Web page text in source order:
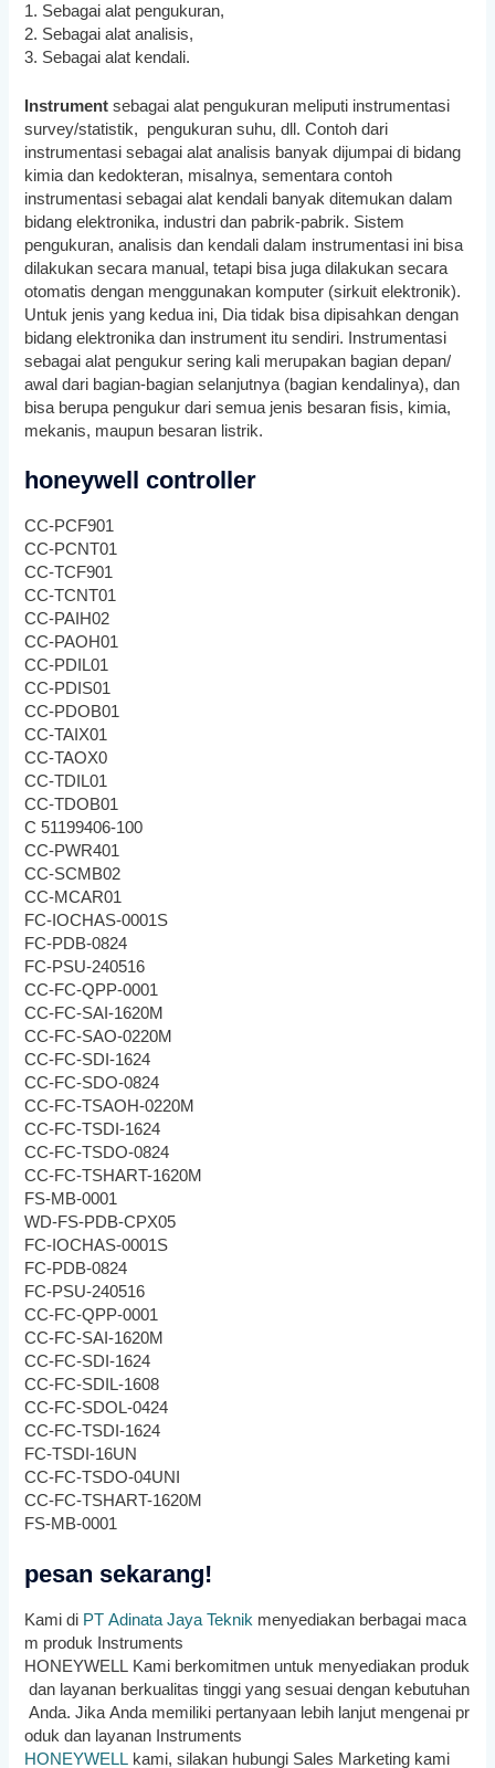
1. Sebagai alat pengukuran,
2. Sebagai alat analisis,
3. Sebagai alat kendali.
Instrumentsebagai alat pengukuran meliputi instrumentasi
survey/statistik, pengukuran suhu, dll. Contoh dari
instrumentasi sebagai alat analisis banyak dijumpai di bidang
kimia dan kedokteran, misalnya, sementara contoh
instrumentasi sebagai alat kendali banyak ditemukan dalam
bidang elektronika, industri dan pabrik-pabrik. Sistem
pengukuran, analisis dan kendali dalam instrumentasi ini bisa
dilakukan secara manual, tetapi bisa juga dilakukan secara
otomatis dengan menggunakan komputer (sirkuit elektronik).
Untuk jenis yang kedua ini, Dia tidak bisa dipisahkan dengan
bidang elektronika dan instrument itu sendiri. Instrumentasi
sebagai alat pengukur sering kali merupakan bagian depan/
awal dari bagian-bagian selanjutnya (bagian kendalinya), dan
bisa berupa pengukur dari semua jenis besaran fisis, kimia,
mekanis, maupun besaran listrik.
honeywell controller
CC-PCF901
CC-PCNT01
CC-TCF901
CC-TCNT01
CC-PAIH02
CC-PAOH01
CC-PDIL01
CC-PDIS01
CC-PDOB01
CC-TAIX01
CC-TAOX0
CC-TDIL01
CC-TDOB01
C 51199406-100
CC-PWR401
CC-SCMB02
CC-MCAR01
FC-IOCHAS-0001S
FC-PDB-0824
FC-PSU-240516
CC-FC-QPP-0001
CC-FC-SAI-1620M
CC-FC-SAO-0220M
CC-FC-SDI-1624
CC-FC-SDO-0824
CC-FC-TSAOH-0220M
CC-FC-TSDI-1624
CC-FC-TSDO-0824
CC-FC-TSHART-1620M
FS-MB-0001
WD-FS-PDB-CPX05
FC-IOCHAS-0001S
FC-PDB-0824
FC-PSU-240516
CC-FC-QPP-0001
CC-FC-SAI-1620M
CC-FC-SDI-1624
CC-FC-SDIL-1608
CC-FC-SDOL-0424
CC-FC-TSDI-1624
FC-TSDI-16UN
CC-FC-TSDO-04UNI
CC-FC-TSHART-1620M
FS-MB-0001
pesan sekarang!
Kami di PT Adinata Jaya Teknik menyediakan berbagai maca
m produk Instruments
HONEYWELL Kami berkomitmen untuk menyediakan produk
dan layanan berkualitas tinggi yang sesuai dengan kebutuhan
Anda. Jika Anda memiliki pertanyaan lebih lanjut mengenai pr
oduk dan layanan Instruments
HONEYWELL kami, silakan hubungi Sales Marketing kami